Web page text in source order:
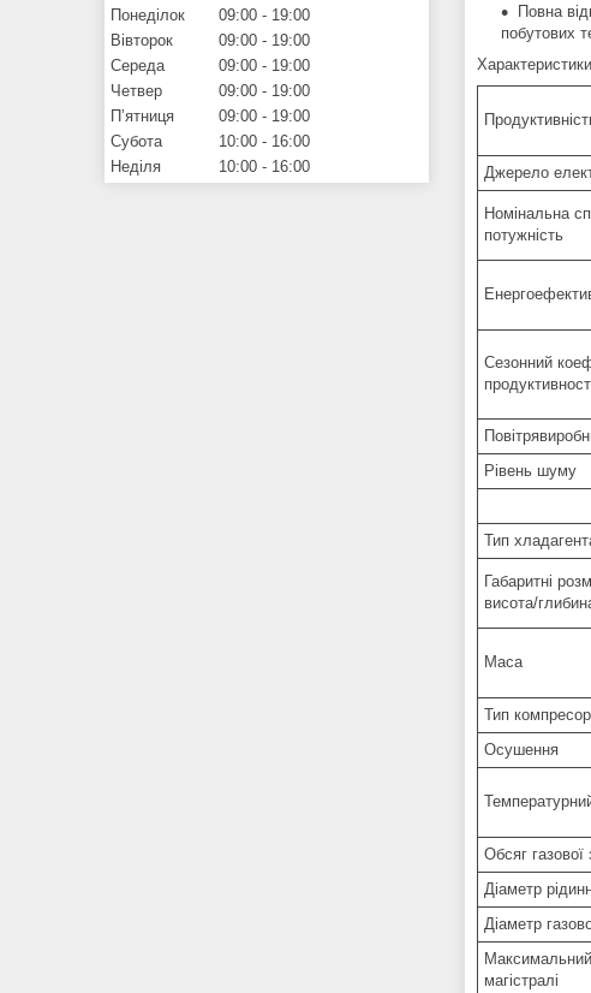
Повна
побутових
Джерело
Номінальна
потужність
Сезонний
Рівень шуму
Тип
Габаритні
висота/
Маса
Тип
Осушення
Обсяг газової
Діаметр
Діаметр
магістралі
Понеділок 09:00
19:00
Вівторок
09:00
19:00
Середа
09:00
19:00
Четвер
09:00
19:00
Пʼятниця
09:00
19:00
Субота
10:00
16:00
Неділя
10:00 16:00